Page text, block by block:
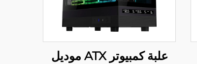
علبة كمبيوتر ATX موديل